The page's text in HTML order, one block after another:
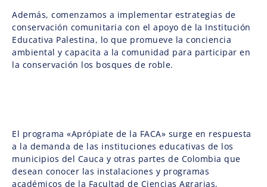
Además, comenzamos a implementar estrategias de
conservación comunitaria con el apoyo de la Institución
Educativa Palestina, lo que promueve la conciencia
ambiental y capacita a la comunidad para participar en
la conservación los bosques de roble.
El programa «Aprópiate de la FACA» surge en respuesta
a la demanda de las instituciones educativas de los
municipios del Cauca y otras partes de Colombia que
desean conocer las instalaciones y programas
académicos de la Facultad de Ciencias Agrarias.